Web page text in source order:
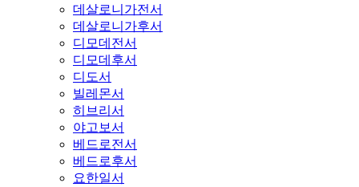
데살로니가전서
데살로니가후서
디모데전서
디모데후서
디도서
빌레몬서
히브리서
야고보서
베드로전서
베드로후서
요한일서